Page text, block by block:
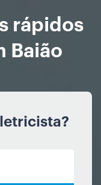
rápidos
Baião